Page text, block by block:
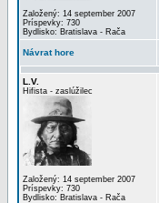
Založený: 14 september 2007
Príspevky: 730
Bydlisko: Bratislava - Rača
Návrat hore
L.V.
Hifista - zaslúžilec
Založený: 14 september 2007
Príspevky: 730
Bydlisko: Bratislava - Rača